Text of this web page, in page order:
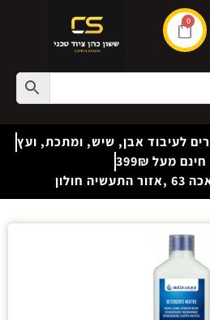
0
לעיבוד אבן, שיש, ומתכת, ועץ
מעל 399₪
חולון